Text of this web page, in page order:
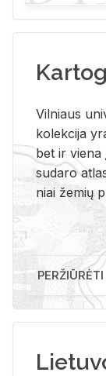
Vil­niaus
ko­lek­ci­ja
bet ir vie­na
su­da­ro
niai že­mių
PERŽIŪRĖTI